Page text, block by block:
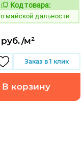
522121
Код товара:
майской дальности
руб./м²
Заказ в 1 клик
В корзину